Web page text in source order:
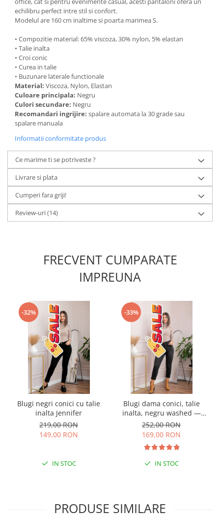
echilibru perfect intre stil si confort.
Modelul are 160 cm inaltime si poarta marimea S.
• Compozitie material: 65% viscoza, 30% nylon, 5% elastan
• Talie inalta
• Croi conic
• Curea in talie
• Buzunare laterale functionale
Material: Viscoza, Nylon, Elastan
Culoare principala: Negru
Culori secundare: Negru
Recomandari ingrijire: spalare automata la 30 grade sau
spalare manuala
Informatii conformitate produs
Ce marime ti se potriveste ?
Livrare si plata
Cumperi fara griji!
Review-uri(14)
FRECVENT CUMPARATE
IMPREUNA
-32%
Blugi negri conici cu talie
inalta Jennifer
219,00 RON
149,00 RON
IN STOC
-33%
Blugi dama conici, talie
inalta, negru washed —
Holly
252,00 RON
169,00 RON
IN STOC
PRODUSE SIMILARE